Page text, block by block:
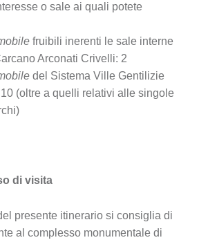
o sale ai quali potete
fruibili inerenti le sale interne
Arconati Crivelli: 2
del Sistema Ville Gentilizie
(oltre a quelli relativi alle singole
di visita
presente itinerario si consiglia di
al complesso monumentale di